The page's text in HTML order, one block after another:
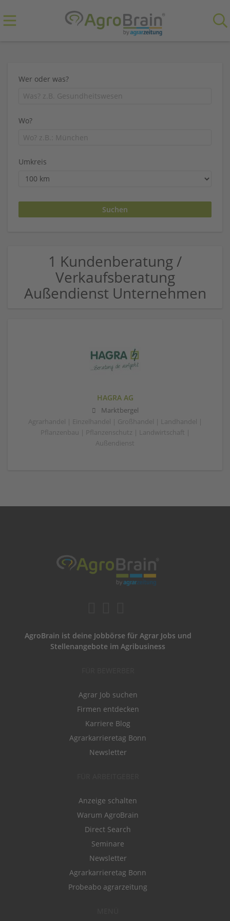
Wer oder was?
Wo?
Umkreis
1 Kundenberatung /
Verkaufsberatung
Außendienst Unternehmen
HAGRA AG
Marktbergel
Agrarhandel | Einzelhandel | Großhandel | Landhandel |
Pflanzenbau | Pflanzenschutz | Landwirtschaft |
Außendienst
AgroBrain ist deine Jobbörse für Agrar Jobs und
Stellenangebote im Agribusiness
Agrar Job suchen
Firmen entdecken
Karriere Blog
Agrarkarrieretag Bonn
Newsletter
Anzeige schalten
Warum AgroBrain
Direct Search
Seminare
Newsletter
Agrarkarrieretag Bonn
Probeabo agrarzeitung